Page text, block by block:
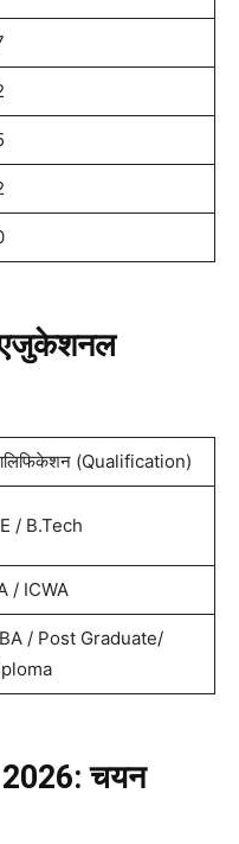
(Qualification)
/ B.Tech
/ ICWA
/ Post Graduate/
चयन